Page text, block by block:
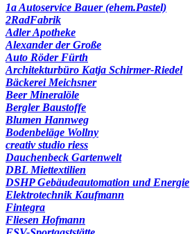
1a Autoservice Bauer (ehem.Pastel)
2RadFabrik
Adler Apotheke
Alexander der Große
Auto Röder Fürth
Architekturbüro Katja Schirmer-Riedel
Bäckerei Meichsner
Beer Mineralöle
Bergler Baustoffe
Blumen Hannweg
Bodenbeläge Wollny
creativ studio riess
Dauchenbeck Gartenwelt
DBL Miettextilien
DSHP Gebäudeautomation und Energie
Elektrotechnik Kaufmann
Fintegra
Fliesen Hofmann